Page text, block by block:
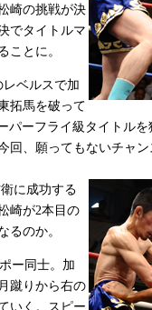
崎の挑戦が決
でタイトルマ
ことに。
ベルスで加
拓馬を破って
パーフライ級タイトル
回、願ってもないチャ
に成功する
崎が2本目の
るのか。
ー同士。加
蹴りから右の
いく。スピー